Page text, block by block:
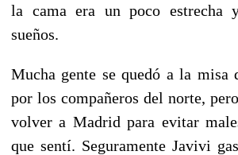
la cama era un poco estrecha
sueños.
Mucha gente se quedó a la misa
por los compañeros del norte,
volver a Madrid para evitar
que sentí. Seguramente Javivi